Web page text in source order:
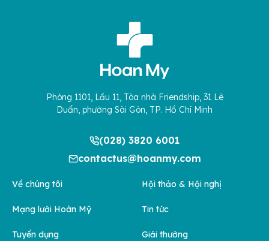
Phòng 1101, Lầu 11, Tòa nhà Friendship, 31 Lê
Duẩn, phường Sài Gòn, TP. Hồ Chí Minh
(028) 3820 6001
contactus@hoanmy.com
Về chúng tôi
Mạng lưới Hoàn Mỹ
Tuyển dụng
Hội thảo & Hội nghị
Tin tức
Giải thưởng